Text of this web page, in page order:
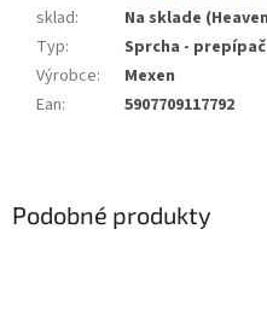
sklad:
Na sklade
Typ:
Sprcha -
Výrobce:
Mexen
Ean: 5907709117792
Podobné produkty